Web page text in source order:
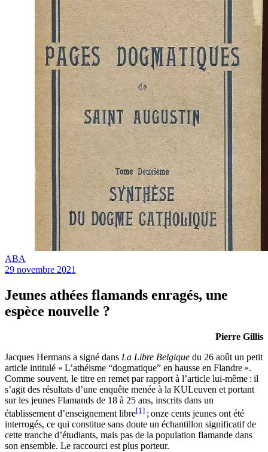
ABA
29 novembre 2021
Jeunes athées flamands enragés, une
espèce nouvelle ?
Pierre Gillis
Jacques Hermans a signé dans La Libre Belgique du 26 août un petit
article intitulé « L’athéisme “dogmatique” en hausse en Flandre ».
Comme souvent, le titre en remet par rapport à l’article lui-même : il
s’agit des résultats d’une enquête menée à la KULeuven et portant
sur les jeunes Flamands de 18 à 25 ans, inscrits dans un
établissement d’enseignement libre[1] ; onze cents jeunes ont été
interrogés, ce qui constitue sans doute un échantillon significatif de
cette tranche d’étudiants, mais pas de la population flamande dans
son ensemble. Le raccourci est plus porteur.